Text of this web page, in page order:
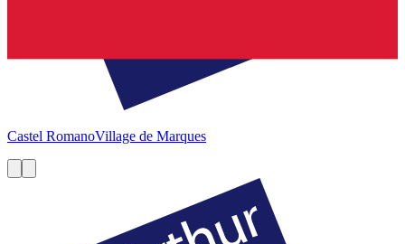
Castel RomanoVillage de Marques